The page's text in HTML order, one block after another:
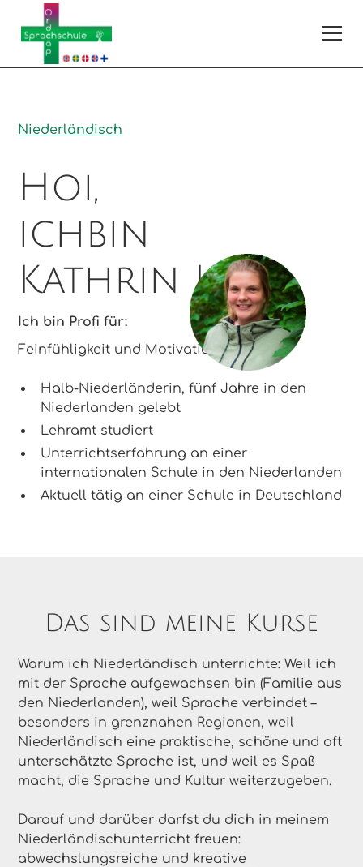
Niederländisch
Hoi,
ich bin
Kathrin K.
Ich bin Profi für:
Feinfühligkeit und Motivation
Halb-Niederländerin, fünf Jahre in den
Niederlanden gelebt
Lehramt studiert
Unterrichtserfahrung an einer
internationalen Schule in den Niederlanden
Aktuell tätig an einer Schule in Deutschland
Das sind meine Kurse
Warum ich Niederländisch unterrichte: Weil ich
mit der Sprache aufgewachsen bin (Familie aus
den Niederlanden), weil Sprache verbindet –
besonders in grenznahen Regionen, weil
Niederländisch eine praktische, schöne und oft
unterschätzte Sprache ist, und weil es Spaß
macht, die Sprache und Kultur weiterzugeben.
Darauf und darüber darfst du dich in meinem
Niederländischunterricht freuen:
abwechslungsreiche und kreative